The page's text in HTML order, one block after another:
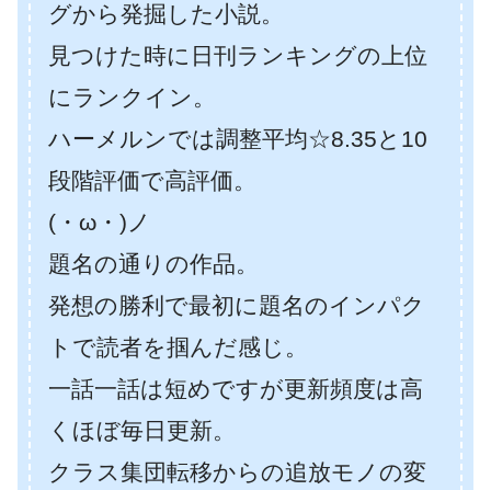
グから発掘した小説。
見つけた時に日刊ランキングの上位
にランクイン。
ハーメルンでは調整平均☆8.35と10
段階評価で高評価。
(・ω・)ノ
題名の通りの作品。
発想の勝利で最初に題名のインパク
トで読者を掴んだ感じ。
一話一話は短めですが更新頻度は高
くほぼ毎日更新。
クラス集団転移からの追放モノの変